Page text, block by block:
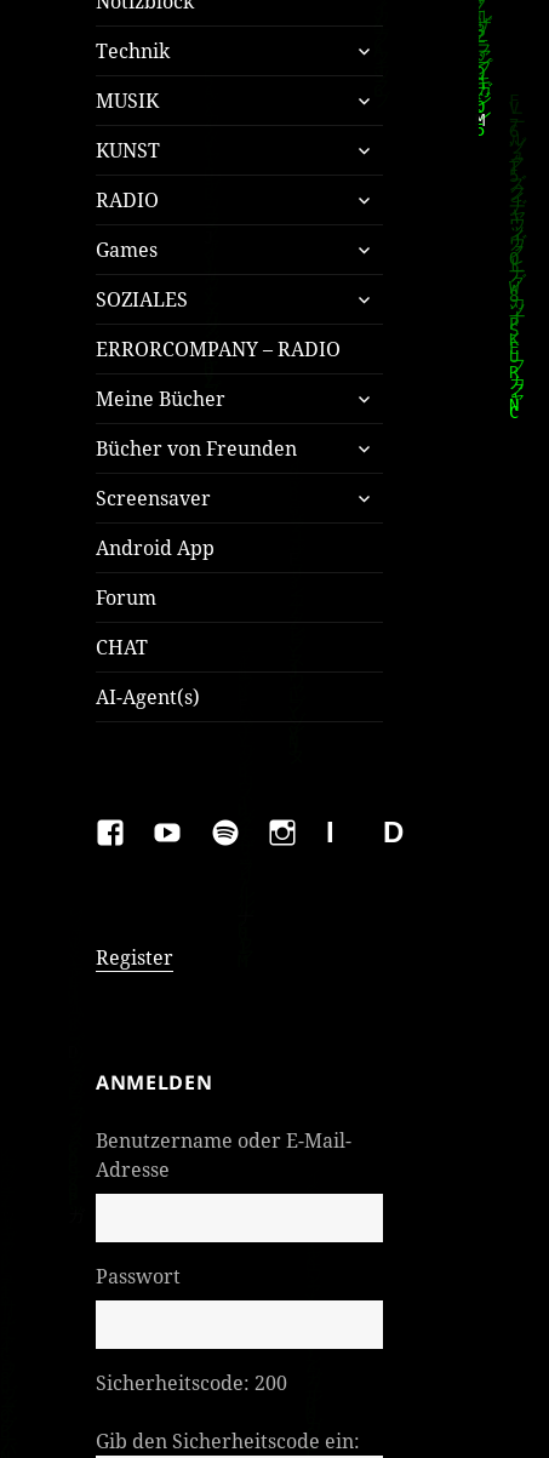
Technik
untermenü
öffnen
MUSIK
untermenü
öffnen
KUNST
untermenü
öffnen
RADIO
untermenü
öffnen
Games
untermenü
öffnen
SOZIALES
untermenü
öffnen
ERRORCOMPANY – RADIO
Meine Bücher
untermenü
öffnen
Bücher von Freunden
untermenü
öffnen
Screensaver
untermenü
öffnen
Android App
Forum
CHAT
AI-Agent(s)
FAKEBOOK
YOUTUBESPOTIFYINSTAGRAM
IMPRESSUM
Register
ANMELDEN
Benutzername oder E-Mail-
Adresse
Passwort
Sicherheitscode: 200
Gib den Sicherheitscode ein: